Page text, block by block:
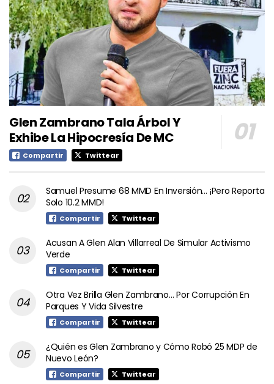
Glen Zambrano Tala Árbol Y
Exhibe La Hipocresía De MC
Compartir Twittear
Samuel Presume 68 MMD En Inversión… ¡Pero Reporta
Solo 10.2 MMD!
Compartir Twittear
Acusan A Glen Alan Villarreal De Simular Activismo
Verde
Compartir Twittear
Otra Vez Brilla Glen Zambrano… Por Corrupción En
Parques Y Vida Silvestre
Compartir Twittear
¿Quién es Glen Zambrano y Cómo Robó 25 MDP de
Nuevo León?
Compartir Twittear